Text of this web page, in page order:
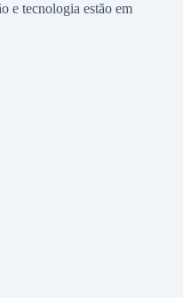
e tecnologia estão em